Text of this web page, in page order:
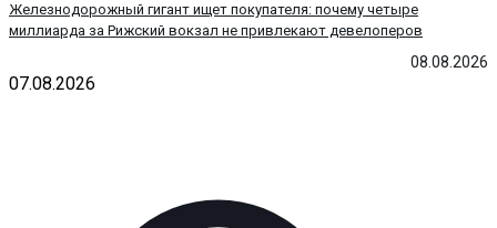
08.08.2026
Железнодорожный гигант ищет покупателя: почему четыре
миллиарда за Рижский вокзал не привлекают девелоперов
07.08.2026